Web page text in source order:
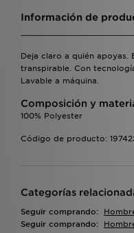
Información de
Deja claro a quién
transpirable. Con
Lavable a máquina.
Composición y
100% Polyester
Código de producto:
Categorías
Seguir comprando:
Seguir comprando: